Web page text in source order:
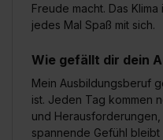
Freude macht. Das
jedes Mal Spaß mit sich.
Wie gefällt dir dein
Mein Ausbildungsberuf
ist. Jeden Tag kommen
und
spannende Gefühl